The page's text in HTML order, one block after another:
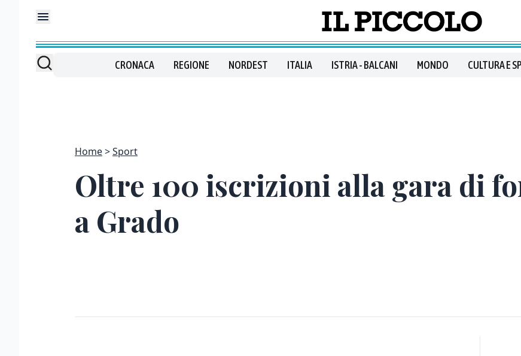
CRONACA REGIONE NORDEST ITALIA ISTRIA - BALCANI MONDO CULTURA E
Home Sport
Oltre 100 iscrizioni alla gara di
a Grado